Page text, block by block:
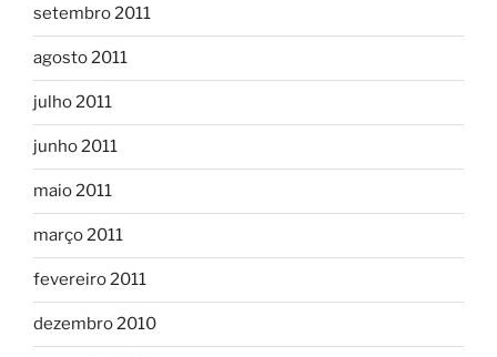
setembro 2011
agosto 2011
julho 2011
junho 2011
maio 2011
março 2011
fevereiro 2011
dezembro 2010